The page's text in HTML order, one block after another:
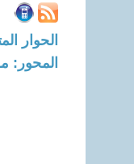
الحوار المتمدن-
المحور: